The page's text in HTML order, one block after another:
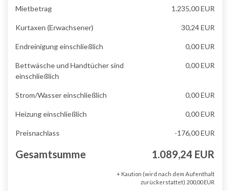
Mietbetrag 1.235,00 EUR
Kurtaxen (Erwachsener) 30,24 EUR
Endreinigung einschließlich 0,00 EUR
Bettwäsche und Handtücher sind
einschließlich
0,00 EUR
Strom/Wasser einschließlich 0,00 EUR
Heizung einschließlich 0,00 EUR
Preisnachlass -176,00 EUR
Gesamtsumme 1.089,24 EUR
+ Kaution (wird nach dem Aufenthalt
zurückerstattet) 200,00 EUR